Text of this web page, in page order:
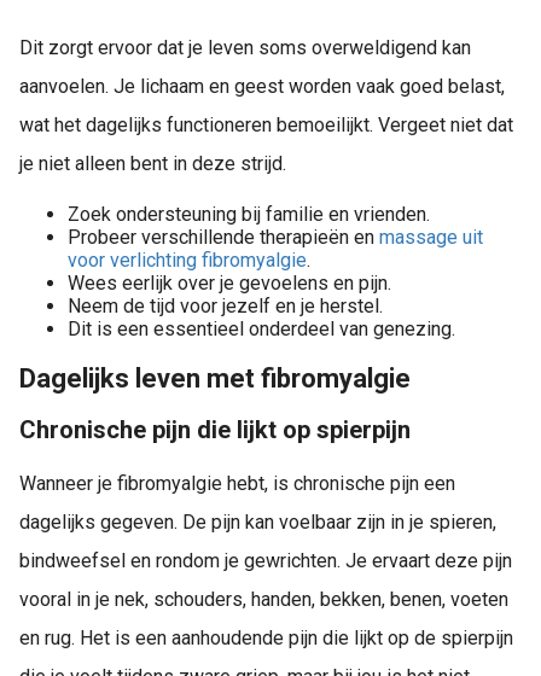
Dit zorgt ervoor dat je leven soms overweldigend kan
aanvoelen. Je lichaam en geest worden vaak goed belast,
wat het dagelijks functioneren bemoeilijkt. Vergeet niet dat
je niet alleen bent in deze strijd.
Zoek ondersteuning bij familie en vrienden.
Probeer verschillende therapieën en massage uit
voor verlichting fibromyalgie.
Wees eerlijk over je gevoelens en pijn.
Neem de tijd voor jezelf en je herstel.
Dit is een essentieel onderdeel van genezing.
Dagelijks leven met fibromyalgie
Chronische pijn die lijkt op spierpijn
Wanneer je fibromyalgie hebt, is chronische pijn een
dagelijks gegeven. De pijn kan voelbaar zijn in je spieren,
bindweefsel en rondom je gewrichten. Je ervaart deze pijn
vooral in je nek, schouders, handen, bekken, benen, voeten
en rug. Het is een aanhoudende pijn die lijkt op de spierpijn